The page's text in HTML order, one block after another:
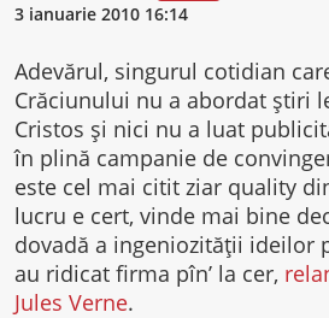
3 ianuarie 2010 16:14
Adevărul, singurul cotidian
Crăciunului nu a abordat ştiri
Cristos şi nici nu a luat
în plină campanie de
este cel mai citit ziar quality
lucru e cert, vinde mai bine
dovadă a ingeniozităţii ideilor
au ridicat firma pîn’ la cer,
Jules Verne.